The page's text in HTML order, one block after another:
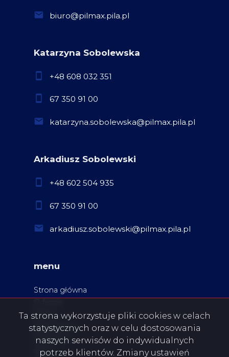
biuro@pilmax.pila.pl
Katarzyna Sobolewska
+48 608 032 351
67 350 91 00
katarzyna.sobolewska@pilmax.pila.pl
Arkadiusz Sobolewski
+48 602 504 935
67 350 91 00
arkadiusz.sobolewski@pilmax.pila.pl
menu
Strona główna
Oferty
Zgłoszenia
Ulubione
Blog
Ta strona wykorzystuje pliki cookies w celach
statystycznych oraz w celu dostosowania
naszych serwisów do indywidualnych
potrzeb klientów. Zmiany ustawień